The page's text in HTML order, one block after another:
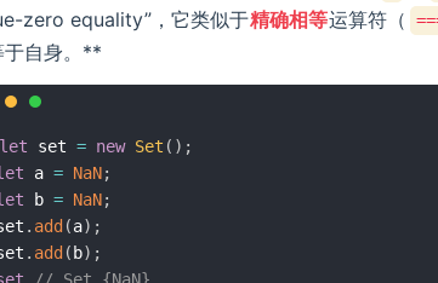
zero equality”，它类似于精确相等运算符（
于自身。**
let set = new Set ( ) ;
a = NaN;
b = NaN;
. add (a) ;
. add ( b) ;